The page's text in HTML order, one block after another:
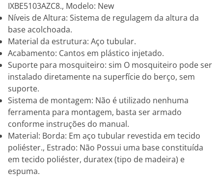
IXBE5103AZC8., Modelo: New
Níveis de Altura: Sistema de regulagem da altura da
base acolchoada.
Material da estrutura: Aço tubular.
Acabamento: Cantos em plástico injetado.
Suporte para mosquiteiro: sim O mosquiteiro pode ser
instalado diretamente na superfície do berço, sem
suporte.
Sistema de montagem: Não é utilizado nenhuma
ferramenta para montagem, basta ser armado
conforme instruções do manual.
Material: Borda: Em aço tubular revestida em tecido
poliéster., Estrado: Não Possui uma base constituída
em tecido poliéster, duratex (tipo de madeira) e
espuma.